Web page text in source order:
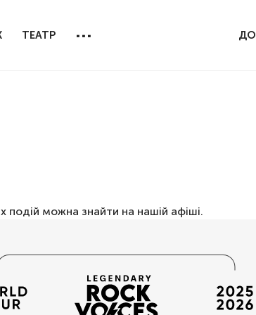
ТЕАТР ...
подій можна знайти на нашій афіші.